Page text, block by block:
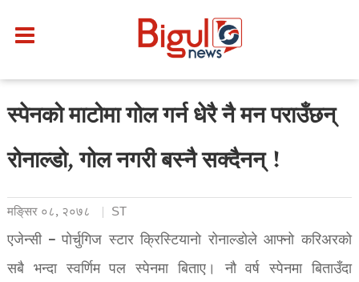
स्पेनको माटोमा गोल गर्न धेरै नै मन पराउँछन्
रोनाल्डो, गोल नगरी बस्नै सक्दैनन् !
मङि्सर ०८, २०७८ ST
एजेन्सी – पोर्चुगिज स्टार क्रिस्टियानो रोनाल्डोले आफ्नो करिअरको
सबै भन्दा स्वर्णिम पल स्पेनमा बिताए। नौ वर्ष स्पेनमा बिताउँदा